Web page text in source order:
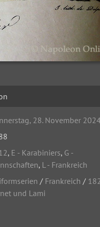
28. November
, E - Karabiniers, G -
, L - Frankreich
/ Frankreich /
und Lami